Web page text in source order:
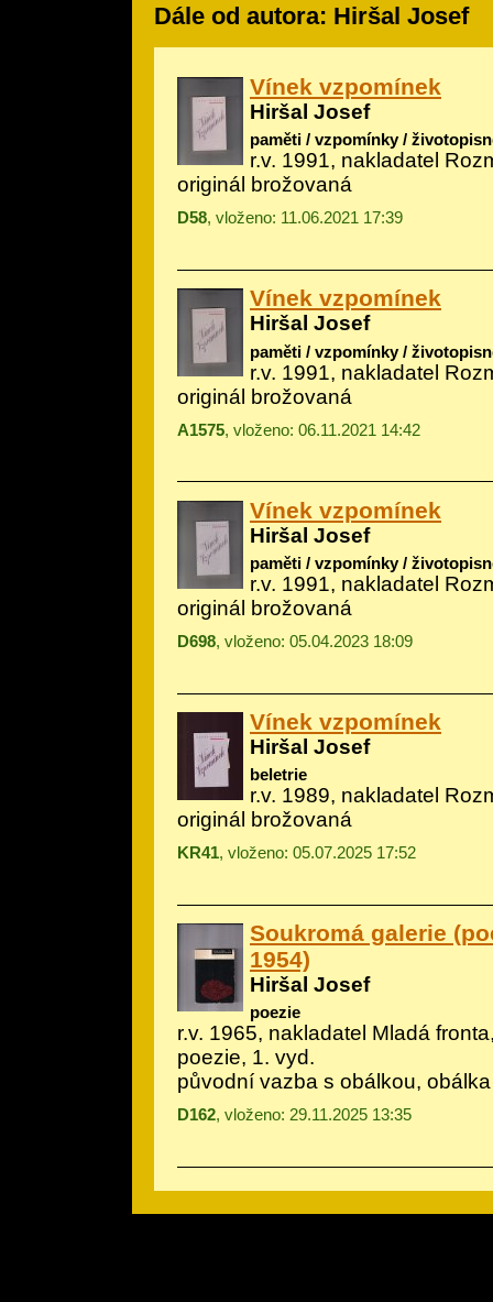
Dále od autora: Hiršal Josef
Vínek vzpomínek
Hiršal Josef
paměti / vzpomínky /
r.v. 1991, nakladatel
originál brožovaná
D58, vloženo: 11.06.2021 17:39
Vínek vzpomínek
Hiršal Josef
paměti / vzpomínky /
r.v. 1991, nakladatel
originál brožovaná
A1575, vloženo: 06.11.2021 14:42
Vínek vzpomínek
Hiršal Josef
paměti / vzpomínky /
r.v. 1991, nakladatel
originál brožovaná
D698, vloženo: 05.04.2023 18:09
Vínek vzpomínek
Hiršal Josef
beletrie
r.v. 1989, nakladatel
originál brožovaná
KR41, vloženo: 05.07.2025 17:52
Soukromá galerie
1954)
Hiršal Josef
poezie
r.v. 1965, nakladatel Mladá
poezie, 1. vyd.
původní vazba s obálkou,
D162, vloženo: 29.11.2025 13:35